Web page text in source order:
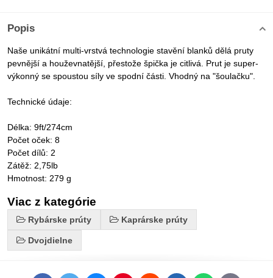
Popis
Naše unikátní multi-vrstvá technologie stavění blanků dělá pruty
pevnější a houževnatější, přestože špička je citlivá. Prut je super-
výkonný se spoustou síly ve spodní části. Vhodný na "šoulačku".
Technické údaje:
Délka: 9ft/274cm
Počet oček: 8
Počet dílů: 2
Zátěž: 2,75lb
Hmotnost: 279 g
Viac z kategórie
Rybárske prúty Kaprárske prúty
Dvojdielne